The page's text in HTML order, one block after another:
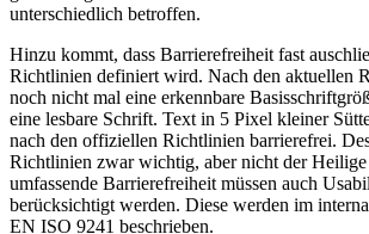
unterschiedlich betroffen.
Hinzu kommt, dass Barrierefreiheit fast
Richtlinien definiert wird. Nach den aktuellen
noch nicht mal eine erkennbare
eine lesbare Schrift. Text in 5 Pixel kleiner
nach den offiziellen Richtlinien barrierefrei.
Richtlinien zwar wichtig, aber nicht der
umfassende Barrierefreiheit müssen auch
berücksichtigt werden. Diese werden im
EN ISO 9241 beschrieben.